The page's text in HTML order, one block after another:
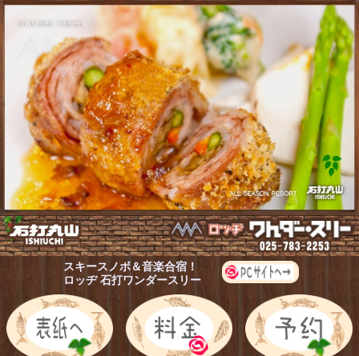
スキースノボ＆音楽合宿！
ロッヂ 石打ワンダースリー